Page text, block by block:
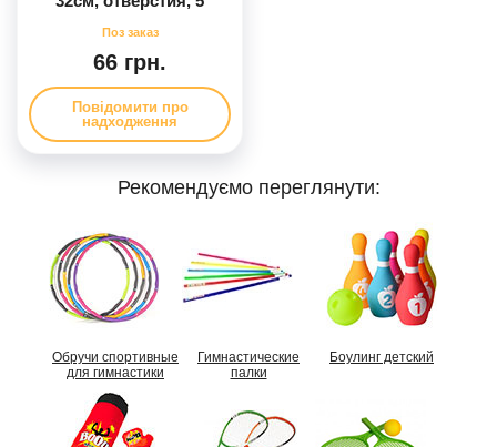
66 грн.
Повідомити про
надходження
Рекомендуємо переглянути:
Обручи спортивные
для гимнастики
Гимнастические
палки
Боулинг детский